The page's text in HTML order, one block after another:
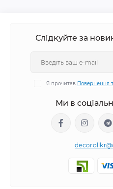
Слідкуйте за
Я прочитав Повернення
Ми в